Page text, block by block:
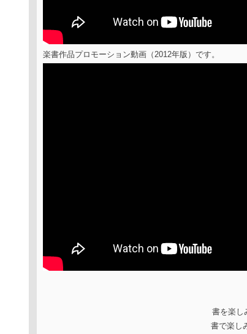
楽書作品プロモーション動画（2012年版）です。
書を楽し
書で楽し